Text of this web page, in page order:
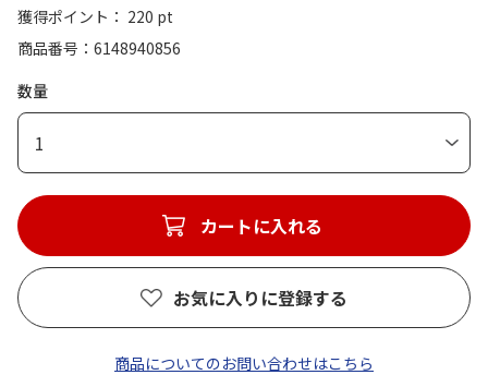
獲得ポイント： 220 pt
商品番号
6148940856
数量
1
カートに入れる
お気に入りに登録する
商品についてのお問い合わせはこちら